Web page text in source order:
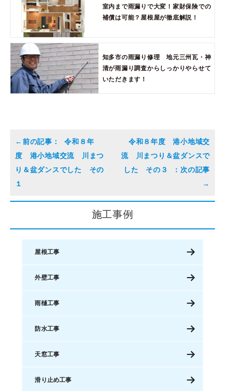
室内まで雨漏りで大変！家財保険での
補償は可能？屋根屋が徹底解説！
知多市の雨漏り修理 地元三州瓦・神
清が雨漏り調査からしっかりやらせて
いただきます！
令和８年
度 港小地域交流 川まつ
り＆盆ダンスでした その
１
令和８年度 港小地域交
流 川まつり＆盆ダンスで
した その３
施工事例
屋根工事
外壁工事
雨樋工事
防水工事
天窓工事
滑り止め工事